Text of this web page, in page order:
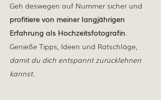
Geh deswegen auf Nummer sicher und
profitiere von meiner langjährigen
Erfahrung als Hochzeitsfotografin.
Genieße Tipps, Ideen und Ratschläge,
damit du dich entspannt zurücklehnen
kannst.